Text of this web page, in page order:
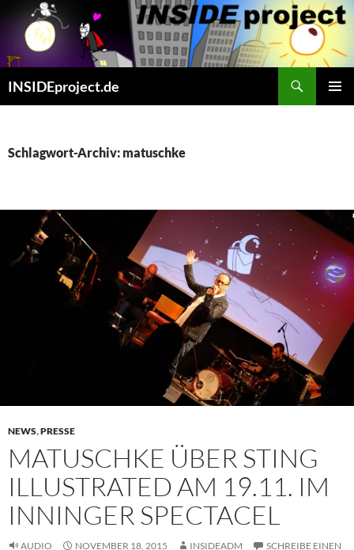
Inhalt
springen
INSIDEproject.de
Schlagwort-Archiv: matuschke
NEWS,PRESSE
MATUSCHKE ÜBER STING
ILLUSTRATED AM 19.11. IM
INNINGER SPECTACEL
AUDIO NOVEMBER 18, 2015 INSIDEADM
SCHREIBE EINEN